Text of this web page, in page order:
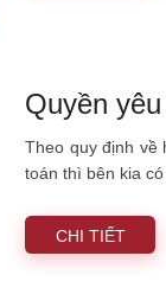
Quyền
Theo quy định về
toán thì bên kia
CHI TIẾT